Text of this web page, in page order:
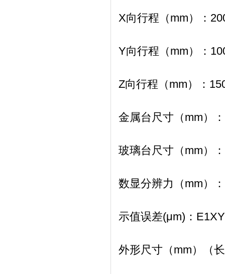
X向行程（mm）：
Y向行程（mm）：
Z向行程（mm）：
金属台尺寸（mm）：
玻璃台尺寸（mm）：
数显分辨力（mm）：
示值误差(μm)：
外形尺寸（mm） （